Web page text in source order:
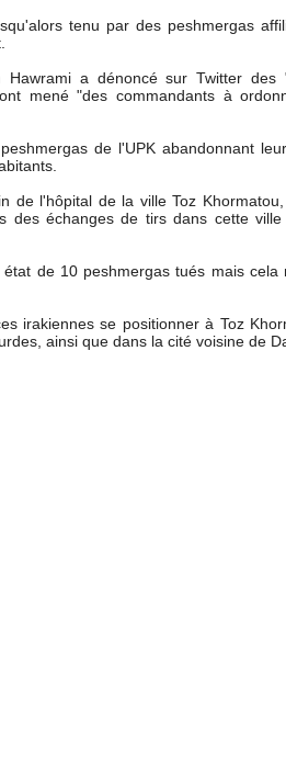
tenu par des peshmergas
Hawrami a dénoncé sur Twitter des
mené "des commandants à
de l'UPK abandonnant
de l'hôpital de la ville Toz
des échanges de tirs dans cette
de 10 peshmergas tués mais cela
irakiennes se positionner à Toz
ainsi que dans la cité voisine de